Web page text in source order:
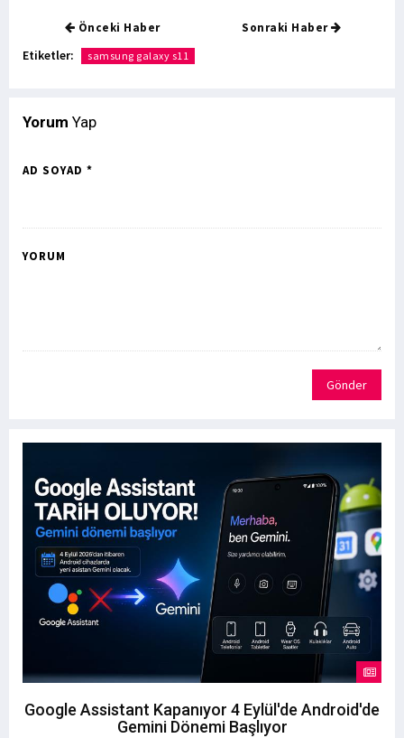
Önceki Haber Sonraki Haber
Etiketler: samsung galaxy s11
Yorum Yap
AD SOYAD *
YORUM
Gönder
Google Assistant Kapanıyor 4 Eylül'de Android'de
Gemini Dönemi Başlıyor